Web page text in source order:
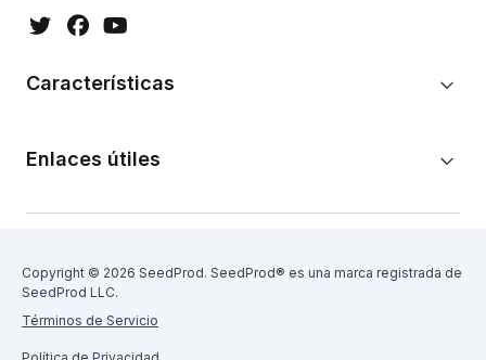
Características
Enlaces útiles
Copyright © 2026 SeedProd. SeedProd® es una marca registrada de
SeedProd LLC.
Términos de Servicio